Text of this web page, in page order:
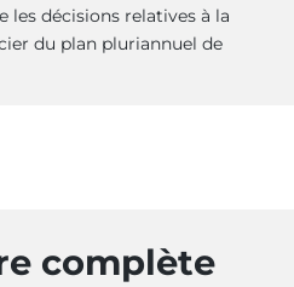
les décisions relatives à la
du plan pluriannuel de
complète